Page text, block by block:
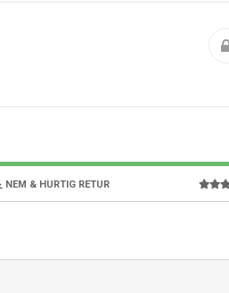
NEM & HURTIG RETUR